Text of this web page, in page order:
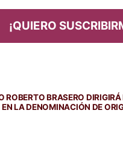
¡QUIERO
ROBERTO BRASERO
LA DENOMINACIÓN DE